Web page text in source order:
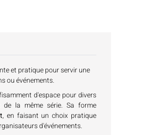
et pratique pour servir une
ou événements.
d'espace pour divers
de la même série. Sa forme
, en faisant un choix pratique
d'événements.